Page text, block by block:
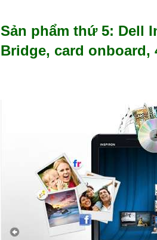
Sản phẩm thứ 5: Dell
Bridge, card onboard,